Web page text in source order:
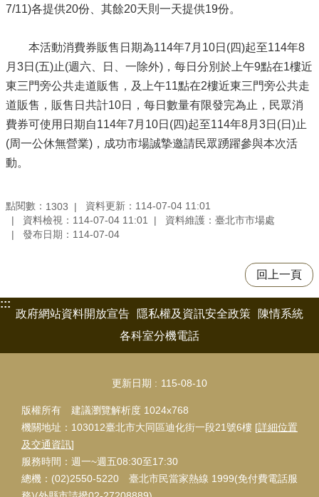
7/11)各提供20份、其餘20天則一天提供19份。
本活動消費券販售日期為114年7月10日(四)起至114年8
月3日(五)止(週六、日、一除外)，每日分別於上午9點在1樓近
東三門旁公共走道販售，及上午11點在2樓近東三門旁公共走
道販售，販售日共計10日，每日數量有限發完為止，民眾消
費券可使用日期自114年7月10日(四)起至114年8月3日(日)止
(周一公休無營業)，成功市場誠摯邀請民眾踴躍參與本次活
動。
點閱數： 1303
資料更新：114-07-04 11:01
資料檢視：114-07-04 11:01
資料維護：臺北市市場處
發布日期：114-07-04
回上一頁
:::
政府網站資料開放宣告
隱私權及資訊安全政策
陳情系統
各科室分機電話
更新日期 115-08-10
版權所有 建議瀏覽解析度 1024x768
機關地址：103012臺北市大同區迪化街一段21號6樓 [詳細位置
及交通資訊]
服務時間：週一~週五08:30至17:30
總機：(02)2550-5220 臺北市民當家熱線 1999(免付費電話服